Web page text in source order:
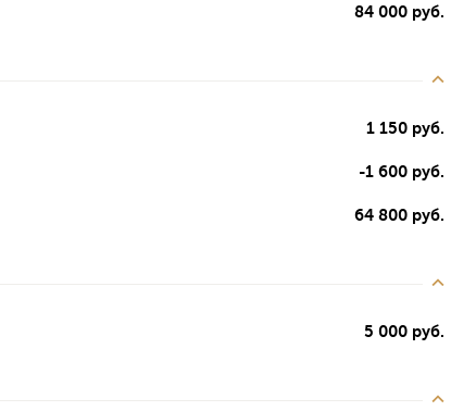
84 000 руб.
1 150 руб.
-1 600 руб.
64 800 руб.
5 000 руб.